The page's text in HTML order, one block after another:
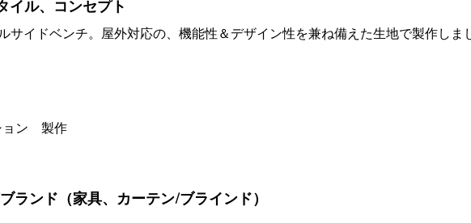
イル、コンセプト
サイドベンチ。屋外対応の、機能性＆デザイン性を兼ね備えた生地で製作しま
ョン 製作
ランド（家具、カーテン/ブラインド）